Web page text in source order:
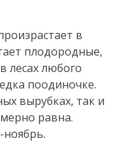
в
плодородные,
лесах любого
поодиночке.
вырубках, так и
равна.